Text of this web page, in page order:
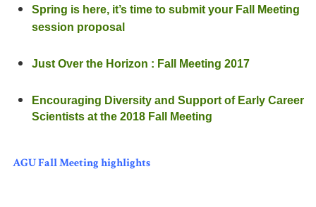
Spring is here, it’s time to submit your Fall Meeting
session proposal
Just Over the Horizon : Fall Meeting 2017
Encouraging Diversity and Support of Early Career
Scientists at the 2018 Fall Meeting
AGU Fall Meeting highlights